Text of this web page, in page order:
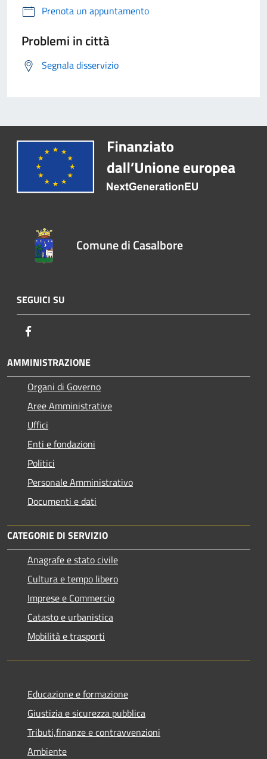
Prenota un appuntamento
Problemi in città
Segnala disservizio
Comune di Casalbore
SEGUICI SU
AMMINISTRAZIONE
Organi di Governo
Aree Amministrative
Uffici
Enti e fondazioni
Politici
Personale Amministrativo
Documenti e dati
CATEGORIE DI SERVIZIO
Anagrafe e stato civile
Cultura e tempo libero
Imprese e Commercio
Catasto e urbanistica
Mobilità e trasporti
Educazione e formazione
Giustizia e sicurezza pubblica
Tributi,finanze e contravvenzioni
Ambiente